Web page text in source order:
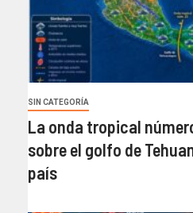
SIN CATEGORÍA
La onda tropical
sobre el golfo de
país